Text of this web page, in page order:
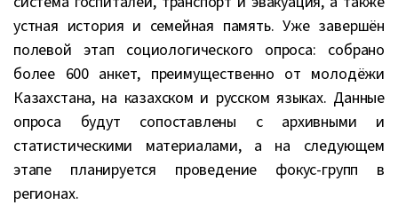
устная история и семейная память. Уже завершён
полевой этап социологического опроса: собрано
более 600 анкет, преимущественно от молодёжи
Казахстана, на казахском и русском языках. Данные
опроса будут сопоставлены с архивными и
статистическими материалами, а на следующем
этапе планируется проведение фокус-групп в
регионах.